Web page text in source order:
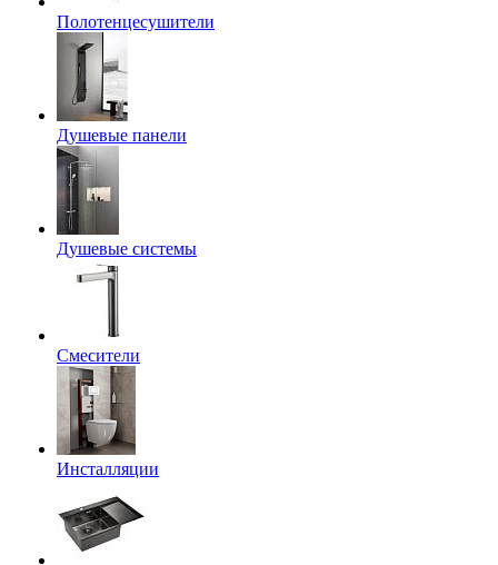
Полотенцесушители
Душевые панели
Душевые системы
Смесители
Инсталляции